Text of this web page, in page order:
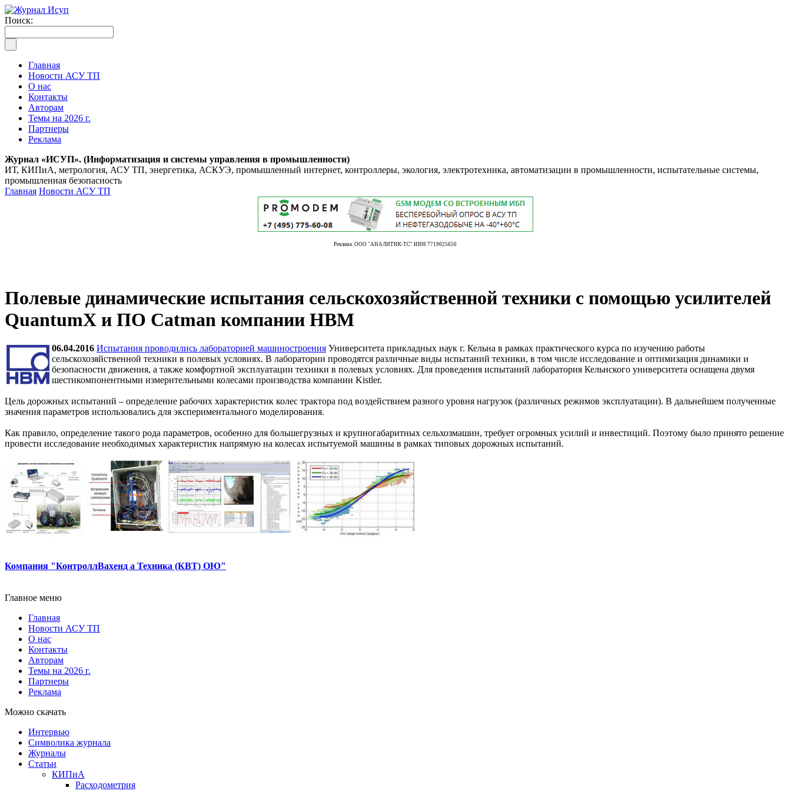
Поиск:
Главная
Новости АСУ ТП
О нас
Контакты
Авторам
Темы на 2026 г.
Партнеры
Реклама
Журнал «ИСУП». (Информатизация и системы управления в промышленности)
ИТ, КИПиА, метрология, АСУ ТП, энергетика, АСКУЭ, промышленный интернет, контроллеры, экология, электротехника, автоматизации в промышленности, испытательные системы,
промышленная безопасность
Главная Новости АСУ ТП
Реклама. ООО "АНАЛИТИК-ТС" ИНН 7719025656
Полевые динамические испытания сельскохозяйственной техники с помощью усилителей
QuantumX и ПО Catman компании HBM
06.04.2016 Испытания проводились лабораторией машиностроения Университета прикладных наук г. Кельна в рамках практического курса по изучению работы
сельскохозяйственной техники в полевых условиях. В лаборатории проводятся различные виды испытаний техники, в том числе исследование и оптимизация динамики и
безопасности движения, а также комфортной эксплуатации техники в полевых условиях. Для проведения испытаний лаборатория Кельнского университета оснащена двумя
шестикомпонентными измерительными колесами производства компании Kistler.
Цель дорожных испытаний – определение рабочих характеристик колес трактора под воздействием разного уровня нагрузок (различных режимов эксплуатации). В дальнейшем полученные
значения параметров использовались для экспериментального моделирования.
Как правило, определение такого рода параметров, особенно для большегрузных и крупногабаритных сельхозмашин, требует огромных усилий и инвестиций. Поэтому было принято решение
провести исследование необходимых характеристик напрямую на колесах испытуемой машины в рамках типовых дорожных испытаний.
Компания "КонтроллВахенд а Техника (КВТ) ОЮ"
Главное меню
Главная
Новости АСУ ТП
О нас
Контакты
Авторам
Темы на 2026 г.
Партнеры
Реклама
Можно скачать
Интервью
Символика журнала
Журналы
Статьи
КИПиА
Расходометрия